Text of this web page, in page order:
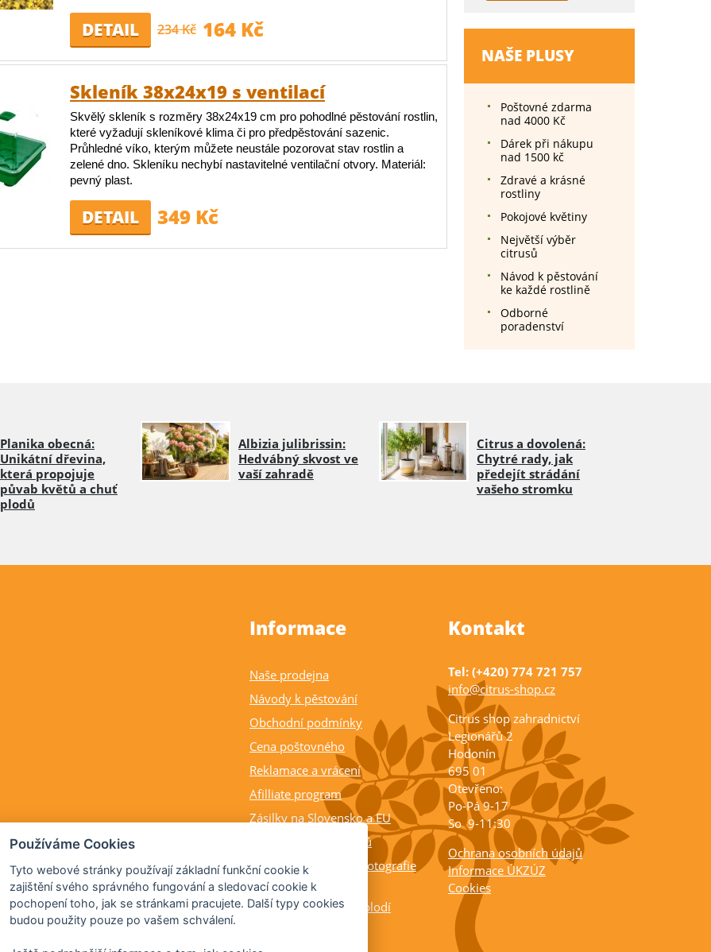
DETAIL 234 Kč 164 Kč
Skleník 38x24x19 s ventilací
Skvělý skleník s rozměry 38x24x19 cm pro pohodlné pěstování rostlin,
které vyžadují skleníkové klima či pro předpěstování sazenic.
Průhledné víko, kterým můžete neustále pozorovat stav rostlin a
zelené dno. Skleníku nechybí nastavitelné ventilační otvory. Materiál:
pevný plast.
DETAIL 349 Kč
NAŠE PLUSY
Poštovné zdarma
nad 4000 Kč
Dárek při nákupu
nad 1500 kč
Zdravé a krásné
rostliny
Pokojové květiny
Největší výběr
citrusů
Návod k pěstování
ke každé rostlině
Odborné
poradenství
Planika obecná:
Unikátní dřevina,
která propojuje
půvab květů a chuť
plodů
Albizia julibrissin:
Hedvábný skvost ve
vaší zahradě
Citrus a dovolená:
Chytré rady, jak
předejít strádání
vašeho stromku
Informace
Naše prodejna
Návody k pěstování
Obchodní podmínky
Cena poštovného
Reklamace a vrácení
Afilliate program
Zásilky na Slovensko a EU
Balení rostlin a citrusů
Dostupnost, výška a fotografie
rostlin
Kdy citrusy kvetou a plodí
Kontakt
Tel: (+420) 774 721 757
info@citrus-shop.cz
Citrus shop zahradnictví
Legionářů 2
Hodonín
695 01
Otevřeno:
Po-Pá 9-17
So 9-11:30
Ochrana osobních údajů
Informace ÚKZÚZ
Cookies
Používáme Cookies
Tyto webové stránky používají základní funkční cookie k
zajištění svého správného fungování a sledovací cookie k
pochopení toho, jak se stránkami pracujete. Další typy cookies
budou použity pouze po vašem schválení.